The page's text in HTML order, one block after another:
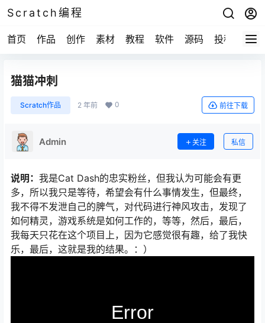
Scratch编程
首页 作品 创作 素材 教程 软件 源码 投稿 关于
猫猫冲刺
Scratch作品 2 年前 0 前往下载
Admin 关注 私信
说明： 我是Cat Dash的忠实粉丝，但我认为可能会有更
多，所以我只是等待，希望会有什么事情发生，但最终，
我不得不发泄自己的脾气，对代码进行神风攻击，发现了
如何精灵，游戏系统是如何工作的，等等，然后，最后，
我每天只花在这个项目上，因为它感觉很有趣，给了我快
乐，最后，这就是我的结果。：）